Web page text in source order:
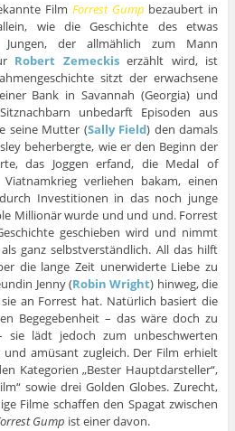
Film Forrest Gump bezaubert in
wie die Geschichte des etwas
Jungen, der allmählich zum Mann
Robert Zemeckiserzählt wird, ist
sitzt der erwachsene
Bank in Savannah (Georgia) und
unbedarft Episoden aus
seine Mutter (Sally Field) den damals
beherbergte, wie er den Beginn der
das Joggen erfand, die Medal of
verliehen bakam, einen
Investitionen in das noch junge
Millionär wurde und und und. Forrest
geschieben wird und nimmt
ganz selbstverständlich. All das hilft
die lange Zeit unerwiderte Liebe zu
Jenny (Robin Wright) hinweg, die
an Forrest hat. Natürlich basiert die
Begegebenheit – das wäre doch zu
lädt jedoch zum unbeschwerten
amüsant zugleich. Der Film erhielt
Kategorien „Bester Hauptdarsteller“,
sowie drei Golden Globes. Zurecht,
Filme schaffen den Spagat zwischen
Gump ist einer davon.